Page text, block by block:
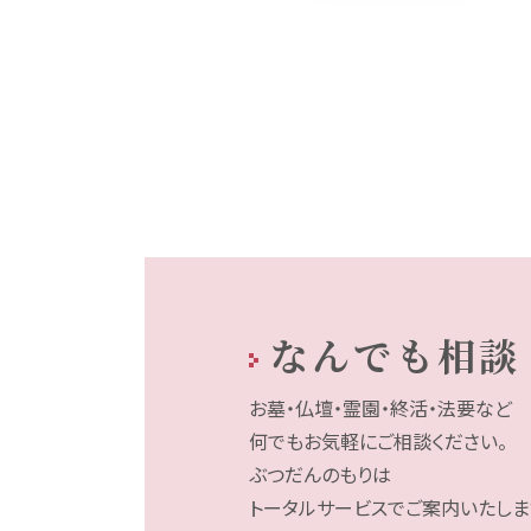
なんでも相談
お墓・仏壇・霊園・終活・法要など
何でもお気軽にご相談ください。
ぶつだんのもりは
トータルサービスでご案内いたしま